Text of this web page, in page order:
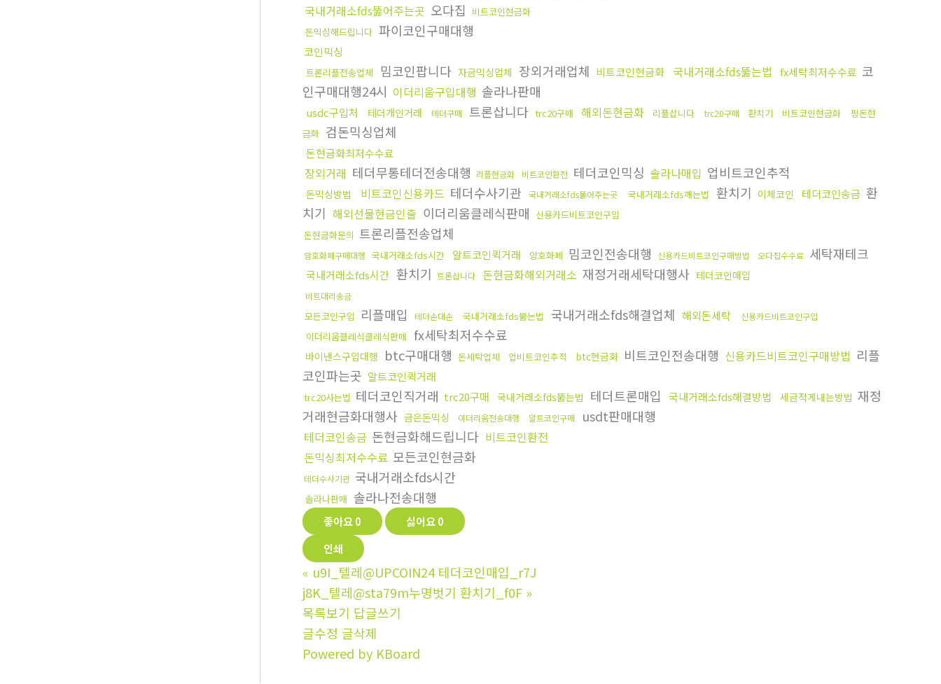
국내거래소fds뚫어주는곳 오다집 비트코인현금화
돈믹싱해드립니다 파이코인구매대행
코인믹싱
트론리플전송업체 밈코인팝니다 자금믹싱업체 장외거래업체 비트코인현금화 국내거래소fds뚫는법 fx세탁최저수수료 코
인구매대행24시 이더리움구입대행 솔라나판매
usdc구입처 테더개인거래 테더구매 트론삽니다 trc20구매 해외돈현금화 리플삽니다 trc20구매 환치기 비트코인현금화
핑돈현
금화 검돈믹싱업체
돈현금화최저수수료
장외거래 테더무통테더전송대행 리플현금화 비트코인환전 테더코인믹싱 솔라나매입 업비트코인추적
돈믹싱방법 비트코인신용카드 테더수사기관 국내거래소fds뚫어주는곳 국내거래소fds깨는법 환치기 이체코인 테더코인송금 환
치기 해외선물현금인출 이더리움클레식판매 신용카드비트코인구입
돈현금화문의 트론리플전송업체
암호화폐구매대행 국내거래소fds시간 알트코인퀵거래 암호화폐 밈코인전송대행 신용카드비트코인구매방법 오다집수수료 세탁재테크
국내거래소fds시간 환치기 트론삽니다 돈현금화해외거래소 재정거래세탁대행사 테더코인매입
비트대리송금
모든코인구입 리플매입 테더손대손 국내거래소fds뚫는법 국내거래소fds해결업체 해외돈세탁 신용카드비트코인구입
이더리움클레식클레식판매 fx세탁최저수수료
바이낸스구입대행 btc구매대행 돈세탁업체 업비트코인추적 btc현금화 비트코인전송대행 신용카드비트코인구매방법 리플
코인파는곳 알트코인퀵거래
trc20사는법 테더코인직거래 trc20구매 국내거래소fds뚫는법 테더트론매입 국내거래소fds해결방법 세금적게내는방법 재정
거래현금화대행사 금은돈믹싱 이더리움전송대행 알트코인구매 usdt판매대행
테더코인송금 돈현금화해드립니다 비트코인환전
돈믹싱최저수수료 모든코인현금화
테더수사기관 국내거래소fds시간
솔라나판매 솔라나전송대행
좋아요0 싫어요0
인쇄
« u9I_텔레@UPCOIN24 테더코인매입_r7J
j8K_텔레@sta79m누명벗기 환치기_f0F »
목록보기 답글쓰기
글수정 글삭제
Powered by KBoard